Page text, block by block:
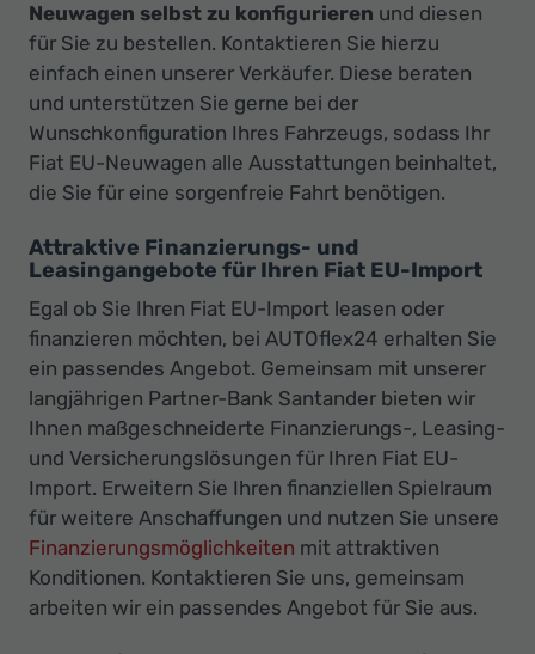
Neuwagen selbst zu konfigurieren und diesen
für Sie zu bestellen. Kontaktieren Sie hierzu
einfach einen unserer Verkäufer. Diese beraten
und unterstützen Sie gerne bei der
Wunschkonfiguration Ihres Fahrzeugs, sodass Ihr
Fiat EU-Neuwagen alle Ausstattungen beinhaltet,
die Sie für eine sorgenfreie Fahrt benötigen.
Attraktive Finanzierungs- und
Leasingangebote für Ihren Fiat EU-Import
Egal ob Sie Ihren Fiat EU-Import leasen oder
finanzieren möchten, bei AUTOflex24 erhalten Sie
ein passendes Angebot. Gemeinsam mit unserer
langjährigen Partner-Bank Santander bieten wir
Ihnen maßgeschneiderte Finanzierungs-, Leasing-
und Versicherungslösungen für Ihren Fiat EU-
Import. Erweitern Sie Ihren finanziellen Spielraum
für weitere Anschaffungen und nutzen Sie unsere
Finanzierungsmöglichkeiten mit attraktiven
Konditionen. Kontaktieren Sie uns, gemeinsam
arbeiten wir ein passendes Angebot für Sie aus.